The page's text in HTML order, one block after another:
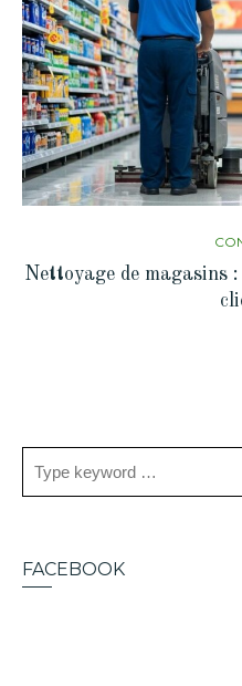
Nettoyage de magasins
FACEBOOK